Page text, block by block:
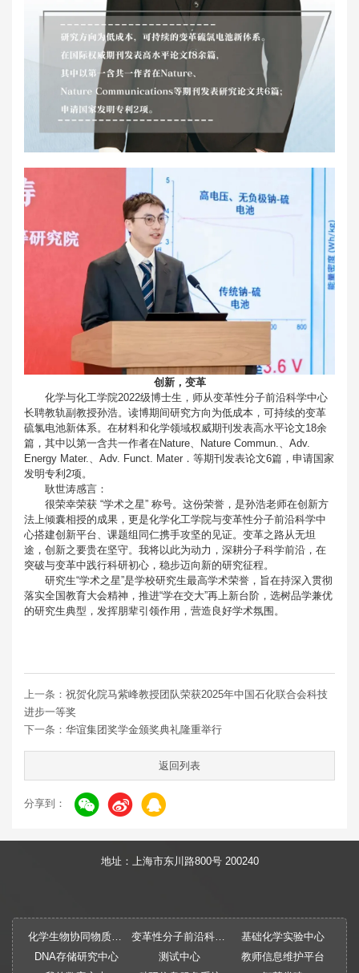
创新，变革
化学与化工学院2022级博士生，师从变革性分子前沿科学中心
长聘教轨副教授孙浩。读博期间研究方向为低成本，可持续的变革
硫氯电池新体系。在材料和化学领域权威期刊发表高水平论文18余
篇，其中以第一含共一作者在Nature、Nature Commun.、Adv.
Energy Mater.、Adv. Funct. Mater．等期刊发表论文6篇，申请国家
发明专利2项。
耿世涛感言：
很荣幸荣获 “学术之星” 称号。这份荣誉，是孙浩老师在创新方
法上倾囊相授的成果，更是化学化工学院与变革性分子前沿科学中
心搭建创新平台、课题组同仁携手攻坚的见证。变革之路从无坦
途，创新之要贵在坚守。我将以此为动力，深耕分子科学前沿，在
突破与变革中践行科研初心，稳步迈向新的研究征程。
研究生“学术之星”是学校研究生最高学术荣誉， 旨在持深入贯彻
落实全国教育大会精神， 推进“学在交大”再上新台阶， 选树品学兼优
的研究生典型， 发挥朋辈引领作用， 营造良好学术氛围。
上一条： 祝贺化院马紫峰教授团队荣获2025年中国石化联合会科技
进步一等奖
下一条： 华谊集团奖学金颁奖典礼隆重举行
返回列表
分享到：
地址：上海市东川路800号 200240
化学生物协同物质创制全国重点实验室 变革性分子前沿科学中心
基础化学实验中心
DNA存储研究中心
测试中心
教师信息维护平台